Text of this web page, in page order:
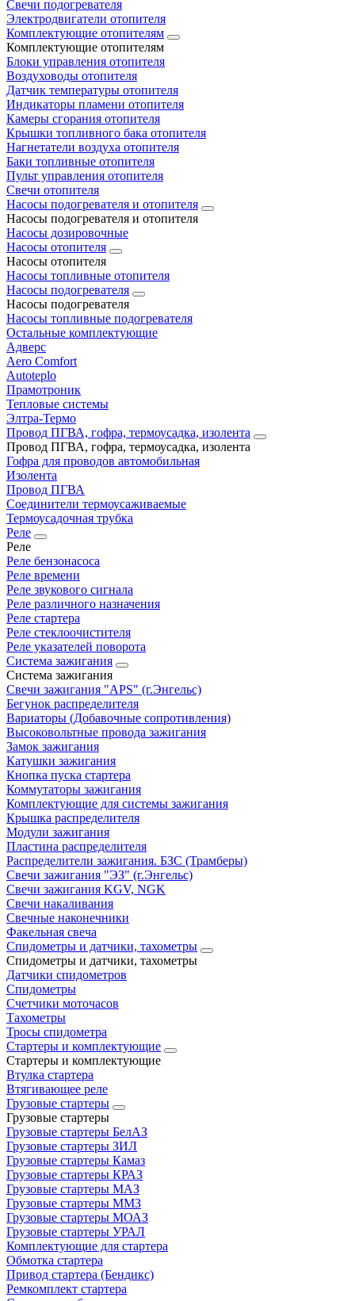
Свечи подогревателя
Электродвигатели отопителя
Комплектующие отопителям
Комплектующие отопителям
Блоки управления отопителя
Воздуховоды отопителя
Датчик температуры отопителя
Индикаторы пламени отопителя
Камеры сгорания отопителя
Крышки топливного бака отопителя
Нагнетатели воздуха отопителя
Баки топливные отопителя
Пульт управления отопителя
Свечи отопителя
Насосы подогревателя и отопителя
Насосы подогревателя и отопителя
Насосы дозировочные
Насосы отопителя
Насосы отопителя
Насосы топливные отопителя
Насосы подогревателя
Насосы подогревателя
Насосы топливные подогревателя
Остальные комплектующие
Адверс
Aero Comfort
Autoteplo
Прамотроник
Тепловые системы
Элтра-Термо
Провод ПГВА, гофра, термоусадка, изолента
Провод ПГВА, гофра, термоусадка, изолента
Гофра для проводов автомобильная
Изолента
Провод ПГВА
Соединители термоусаживаемые
Термоусадочная трубка
Реле
Реле
Реле бензонасоса
Реле времени
Реле звукового сигнала
Реле различного назначения
Реле стартера
Реле стеклоочистителя
Реле указателей поворота
Система зажигания
Система зажигания
Свечи зажигания "APS" (г.Энгельс)
Бегунок распределителя
Вариаторы (Добавочные сопротивления)
Высоковольтные провода зажигания
Замок зажигания
Катушки зажигания
Кнопка пуска стартера
Коммутаторы зажигания
Комплектующие для системы зажигания
Крышка распределителя
Модули зажигания
Пластина распределителя
Распределители зажигания. БЗС (Трамберы)
Свечи зажигания "ЭЗ" (г.Энгельс)
Свечи зажигания KGV, NGK
Свечи накаливания
Свечные наконечники
Факельная свеча
Спидометры и датчики, тахометры
Спидометры и датчики, тахометры
Датчики спидометров
Спидометры
Счетчики моточасов
Тахометры
Тросы спидометра
Стартеры и комплектующие
Стартеры и комплектующие
Втулка стартера
Втягивающее реле
Грузовые стартеры
Грузовые стартеры
Грузовые стартеры БелАЗ
Грузовые стартеры ЗИЛ
Грузовые стартеры Камаз
Грузовые стартеры КРАЗ
Грузовые стартеры МАЗ
Грузовые стартеры ММЗ
Грузовые стартеры МОАЗ
Грузовые стартеры УРАЛ
Комплектующие для стартера
Обмотка стартера
Привод стартера (Бендикс)
Ремкомплект стартера